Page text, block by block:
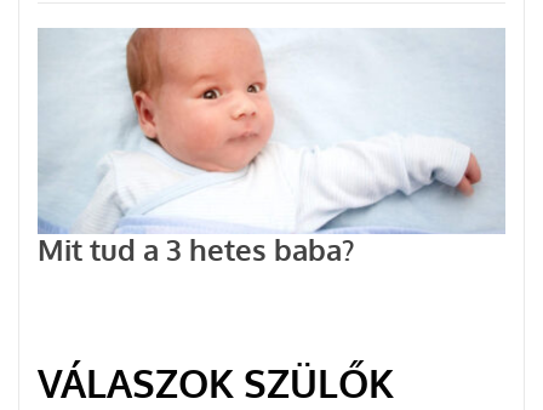
Mit tud a 3 hetes baba?
VÁLASZOK SZÜLŐK